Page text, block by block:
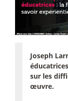
Joseph
sur les
œuvre.